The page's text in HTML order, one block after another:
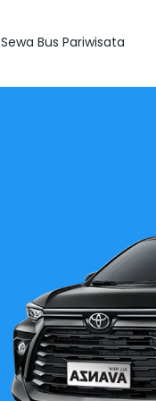
Sewa Bus Pariwisata